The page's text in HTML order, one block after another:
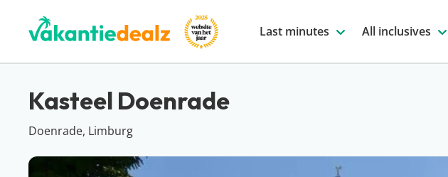
Last minutes All inclusives
Kasteel Doenrade
Doenrade, Limburg